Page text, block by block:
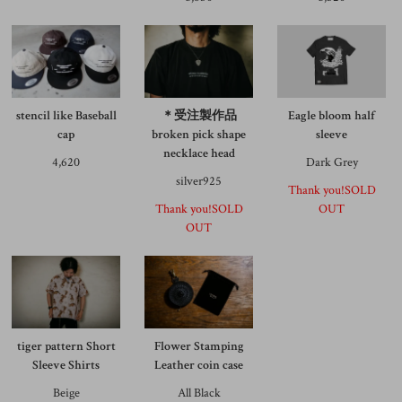
stencil like Baseball
cap
4,620
＊受注製作品
broken pick shape
necklace head
silver925
Thank you!SOLD
OUT
Eagle bloom half
sleeve
Dark Grey
Thank you!SOLD
OUT
tiger pattern Short
Sleeve Shirts
Beige
Flower Stamping
Leather coin case
All Black